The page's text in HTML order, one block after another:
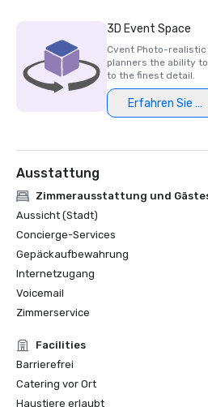
Michelin-Führer, 2024
Jahr 2023)
HSMAI Adrian Award, 2024
Finalist des Stella-Preises der
3D Event Space
Cvent Photo-
planners the ability
to the finest detail.
Erfahren Sie
Ausstattung
Zimmerausstattung und
Aussicht (Stadt)
Concierge-Services
Gepäckaufbewahrung
Internetzugang
Voicemail
Zimmerservice
Facilities
Barrierefrei
Catering vor Ort
Haustiere erlaubt